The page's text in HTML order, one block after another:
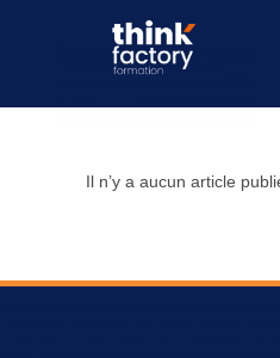
Il n’y a aucun article